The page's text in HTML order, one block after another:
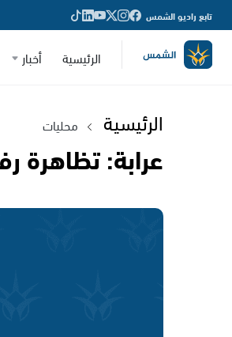
تابع راديو الشمس
الرئيسية أخبار
الرئيسية محليات
عرابة: تظاهرة